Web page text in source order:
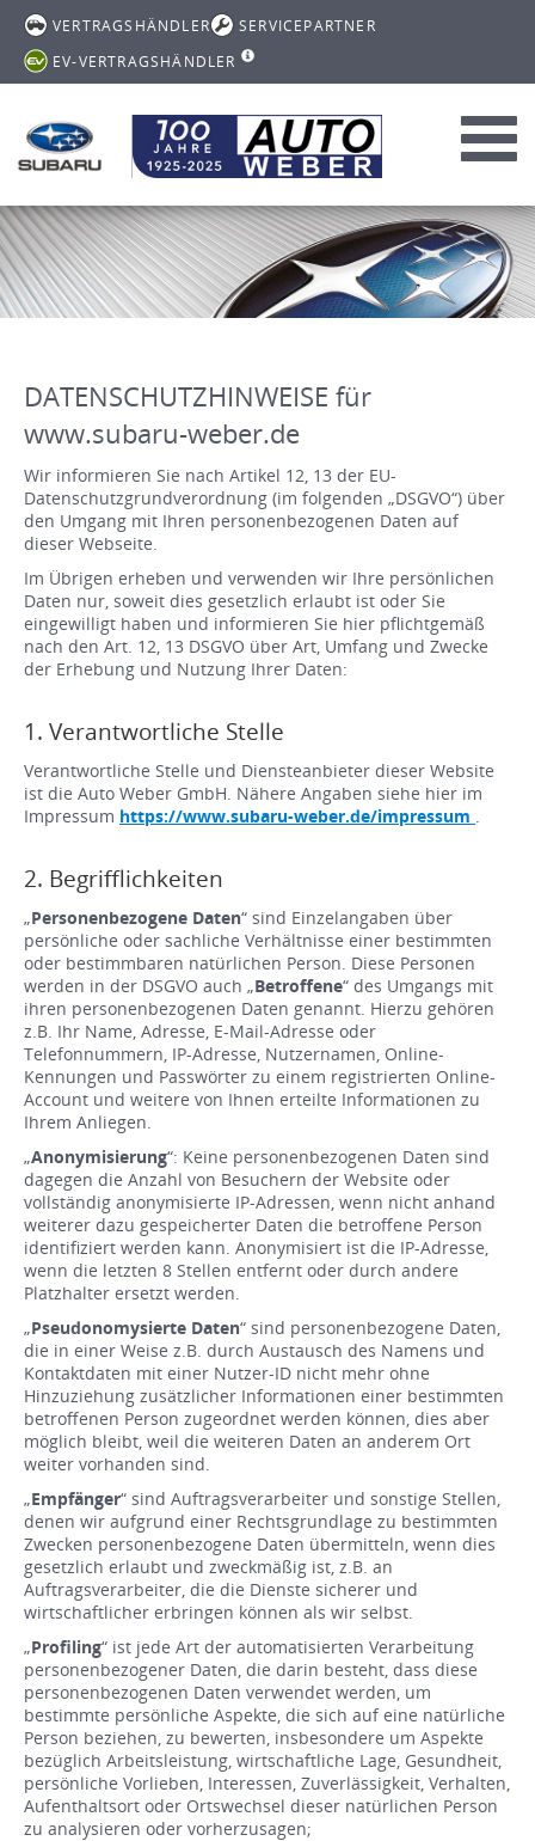
VERTRAGSHÄNDLER
SERVICEPARTNER
EV-VERTRAGSHÄNDLER
DATENSCHUTZHINWEISE für
www.subaru-weber.de
Wir informieren Sie nach Artikel 12, 13 der EU-
Datenschutzgrundverordnung (im folgenden „DSGVO“) über
den Umgang mit Ihren personenbezogenen Daten auf
dieser Webseite.
Im Übrigen erheben und verwenden wir Ihre persönlichen
Daten nur, soweit dies gesetzlich erlaubt ist oder Sie
eingewilligt haben und informieren Sie hier pflichtgemäß
nach den Art. 12, 13 DSGVO über Art, Umfang und Zwecke
der Erhebung und Nutzung Ihrer Daten:
1. Verantwortliche Stelle
Verantwortliche Stelle und Diensteanbieter dieser Website
ist die Auto Weber GmbH. Nähere Angaben siehe hier im
Impressum https://www.subaru-weber.de/impressum
2. Begrifflichkeiten
„Personenbezogene Daten“ sind Einzelangaben über
persönliche oder sachliche Verhältnisse einer bestimmten
oder bestimmbaren natürlichen Person. Diese Personen
werden in der DSGVO auch „Betroffene“ des Umgangs mit
ihren personenbezogenen Daten genannt. Hierzu gehören
z.B. Ihr Name, Adresse, E-Mail-Adresse oder
Telefonnummern, IP-Adresse, Nutzernamen, Online-
Kennungen und Passwörter zu einem registrierten Online-
Account und weitere von Ihnen erteilte Informationen zu
Ihrem Anliegen.
„Anonymisierung“: Keine personenbezogenen Daten sind
dagegen die Anzahl von Besuchern der Website oder
vollständig anonymisierte IP-Adressen, wenn nicht anhand
weiterer dazu gespeicherter Daten die betroffene Person
identifiziert werden kann. Anonymisiert ist die IP-Adresse,
wenn die letzten 8 Stellen entfernt oder durch andere
Platzhalter ersetzt werden.
„Pseudonomysierte Daten“ sind personenbezogene Daten,
die in einer Weise z.B. durch Austausch des Namens und
Kontaktdaten mit einer Nutzer-ID nicht mehr ohne
Hinzuziehung zusätzlicher Informationen einer bestimmten
betroffenen Person zugeordnet werden können, dies aber
möglich bleibt, weil die weiteren Daten an anderem Ort
weiter vorhanden sind.
„Empfänger“ sind Auftragsverarbeiter und sonstige Stellen,
denen wir aufgrund einer Rechtsgrundlage zu bestimmten
Zwecken personenbezogene Daten übermitteln, wenn dies
gesetzlich erlaubt und zweckmäßig ist, z.B. an
Auftragsverarbeiter, die die Dienste sicherer und
wirtschaftlicher erbringen können als wir selbst.
„Profiling“ ist jede Art der automatisierten Verarbeitung
personenbezogener Daten, die darin besteht, dass diese
personenbezogenen Daten verwendet werden, um
bestimmte persönliche Aspekte, die sich auf eine natürliche
Person beziehen, zu bewerten, insbesondere um Aspekte
bezüglich Arbeitsleistung, wirtschaftliche Lage, Gesundheit,
persönliche Vorlieben, Interessen, Zuverlässigkeit, Verhalten,
Aufenthaltsort oder Ortswechsel dieser natürlichen Person
zu analysieren oder vorherzusagen;